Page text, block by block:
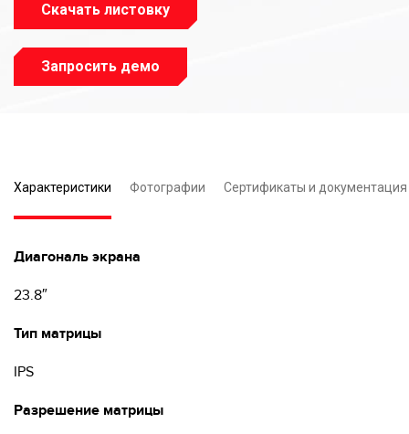
Скачать листовку
Запросить демо
Характеристики Фотографии Сертификаты и документация
Диагональ экрана
23.8″
Тип матрицы
IPS
Разрешение матрицы